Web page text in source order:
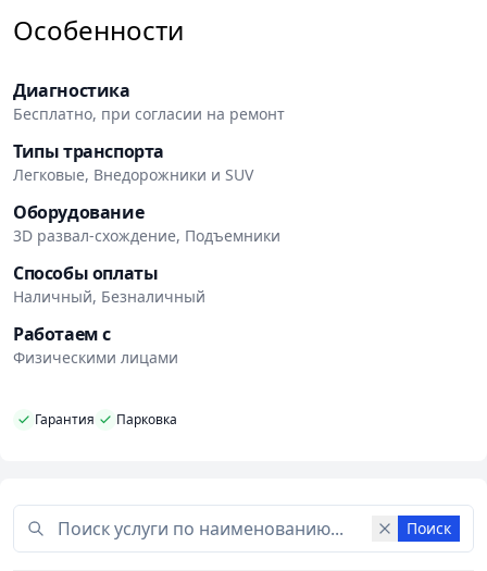
Особенности
Диагностика
Бесплатно, при согласии на ремонт
Типы транспорта
Легковые, Внедорожники и SUV
Оборудование
3D развал-схождение, Подъемники
Способы оплаты
Наличный, Безналичный
Работаем с
Физическими лицами
Гарантия Парковка
Поиск